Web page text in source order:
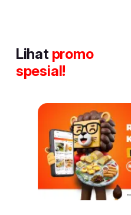
Lihat promo
spesial!